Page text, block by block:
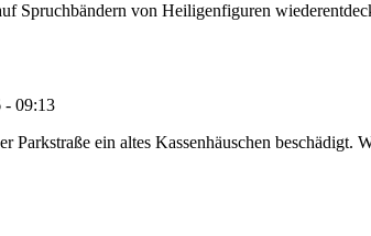
Spruchbändern von Heiligenfiguren
- 09:13
ein altes Kassenhäuschen